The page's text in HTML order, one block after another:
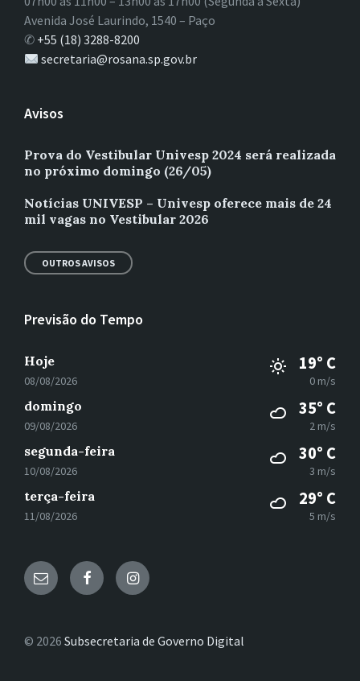
Avenida José Laurindo, 1540 – Paço
✆ +55 (18) 3288-8200
secretaria@rosana.sp.gov.br
Avisos
Prova do Vestibular Univesp 2024 será realizada
no próximo domingo (26/05)
Notícias UNIVESP – Univesp oferece mais de 24
mil vagas no Vestibular 2026
OUTROS AVISOS
Previsão do Tempo
Hoje
08/08/2026
19° C
0 m/s
domingo
09/08/2026
35° C
2 m/s
segunda-feira
10/08/2026
30° C
3 m/s
terça-feira
11/08/2026
29° C
5 m/s
E- FacebookInstagram
© 2026 Subsecretaria de Governo Digital